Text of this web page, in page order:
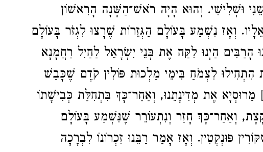
וּשְׁלִישִׁי. וְהוּא הָיָה רֹאשׁ־הַשָּׁנָה הָרִאשׁוֹן
וְאָז נִשְׁמַע בָּעוֹלָם הַגְּזֵרוֹת שֶׁרָצוּ לִגְזֹר בָּעוֹלָם
הָרַבִּים הַיְנוּ לִקַּח אֶת בְּנֵי יִשְׂרָאֵל לַחַיִל רַחֲמָנָא
הִתְחִילוּ לִצְמֹחַ בִּימֵי מַלְכוּת פּוֹלִין קֹדֶם שֶׁכָּבַשׁ
מֵרוּסְיָא אֶת מְדִינָתֵנוּ, וְאַחַר־כָּךְ בִּתְחִלַּת כְּבִישָׁתוֹ
וְאַחַר־כָּךְ חָזַר וְנִתְעוֹרֵר שֶׁנִּשְׁמַע בָּעוֹלָם
פּוּנְקְטִין. וְאָז אָמַר רַבֵּנוּ זִכְרוֹנוֹ לִבְרָכָה